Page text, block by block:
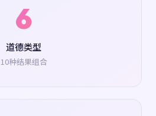
6
道德类型
10种结果组合